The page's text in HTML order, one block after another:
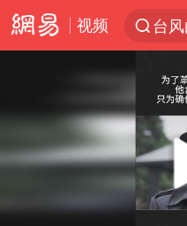
视频
台
宇
看守